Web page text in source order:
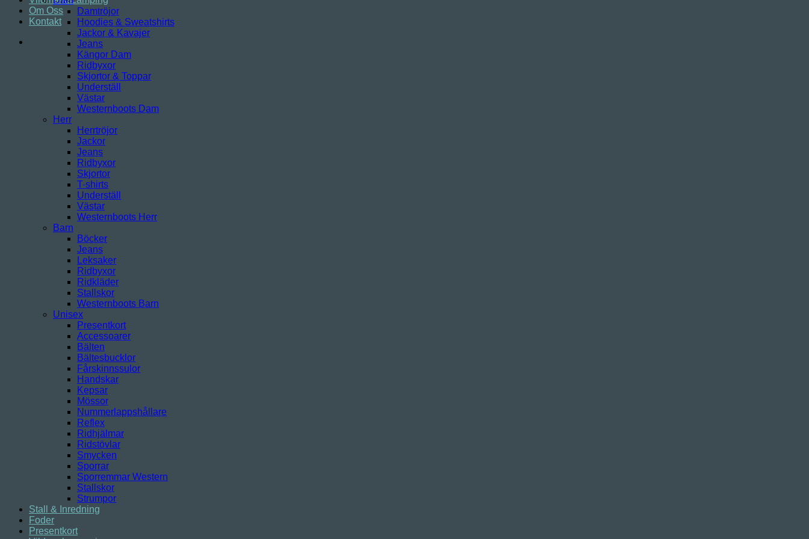
Om Oss
Kontakt
Damtröjor
Hoodies & Sweatshirts
Jackor & Kavajer
Jeans
Kängor Dam
Ridbyxor
Skjortor & Toppar
Underställ
Västar
Westernboots Dam
Herr
Herrtröjor
Jackor
Jeans
Ridbyxor
Skjortor
T-shirts
Underställ
Västar
Westernboots Herr
Barn
Böcker
Jeans
Leksaker
Ridbyxor
Ridkläder
Stallskor
Westernboots Barn
Unisex
Presentkort
Accessoarer
Bälten
Bältesbucklor
Fårskinnssulor
Handskar
Kepsar
Mössor
Nummerlappshållare
Reflex
Ridhjälmar
Ridstövlar
Smycken
Sporrar
Sporremmar Western
Stallskor
Strumpor
Stall & Inredning
Foder
Presentkort